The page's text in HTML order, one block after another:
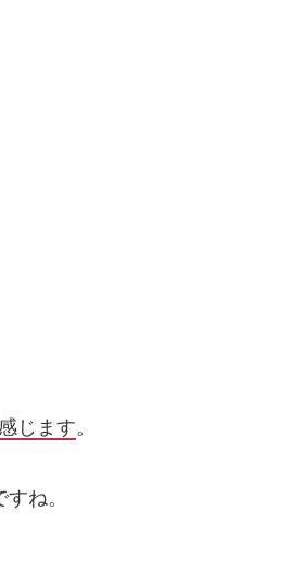
じます。
すね。